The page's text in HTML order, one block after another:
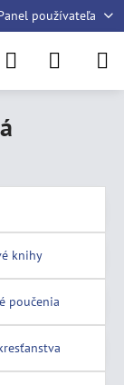
používateľa
knihy
poučenia